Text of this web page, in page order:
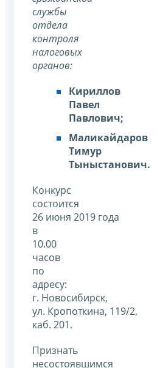
службы
отдела
контроля
налоговых
органов:
Кириллов
Павел
Павлович;
Маликайдаров
Тимур
Тыныстанович.
Конкурс
состоится
26 июня 2019 года
в
10.00
часов
по
адресу:
г. Новосибирск,
ул. Кропоткина, 119/2,
каб. 201.
Признать
несостоявшимся